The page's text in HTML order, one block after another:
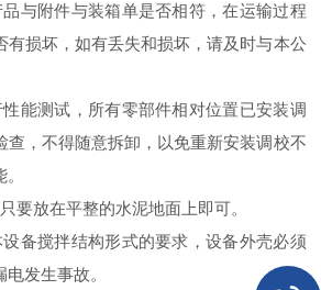
与附件与装箱单是否相符，在运输过程
有损坏，如有丢失和损坏，请及时与本公
能测试，所有零部件相对位置已安装调
查，不得随意拆卸，以免重新安装调校不
要放在平整的水泥地面上即可。
备搅拌结构形式的要求，设备外壳必须
发生事故。